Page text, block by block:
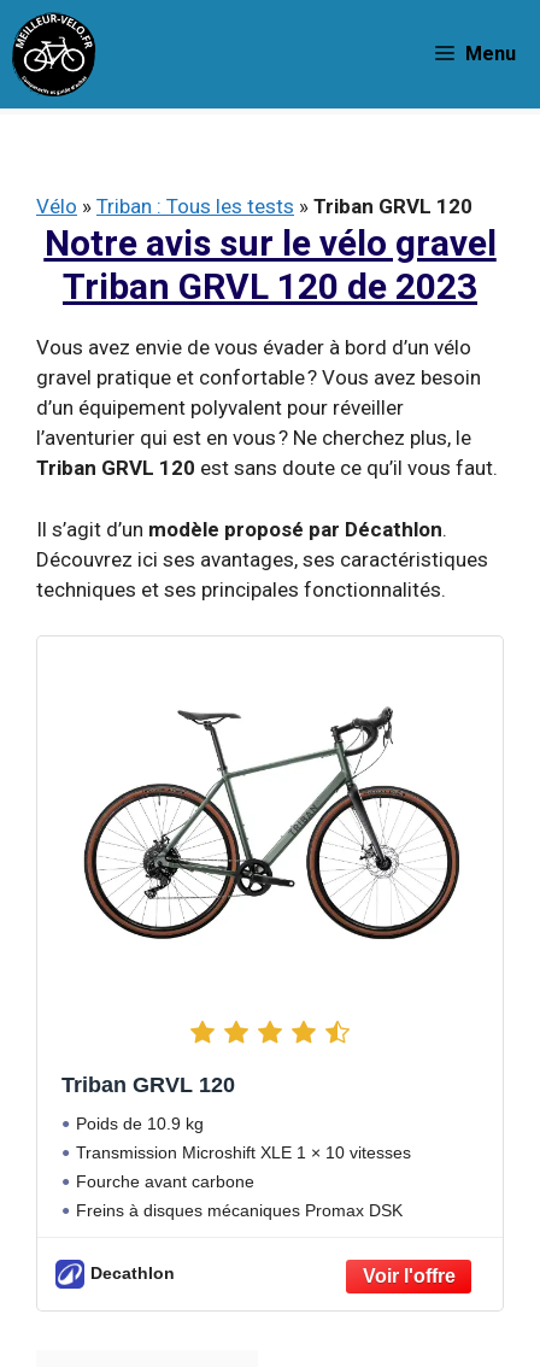
Aller
au
contenu
Menu
Vélo » Triban : Tous les tests » Triban GRVL 120
Notre avis sur le vélo gravel
Triban GRVL 120 de 2023
Vous avez envie de vous évader à bord d’un vélo
gravel pratique et confortable ? Vous avez besoin
d’un équipement polyvalent pour réveiller
l’aventurier qui est en vous ? Ne cherchez plus, le
Triban GRVL 120 est sans doute ce qu’il vous faut.
Il s’agit d’un modèle proposé par Décathlon.
Découvrez ici ses avantages, ses caractéristiques
techniques et ses principales fonctionnalités.
Triban GRVL 120
Poids de 10.9 kg
Transmission Microshift XLE 1 × 10 vitesses
Fourche avant carbone
Freins à disques mécaniques Promax DSK
Decathlon